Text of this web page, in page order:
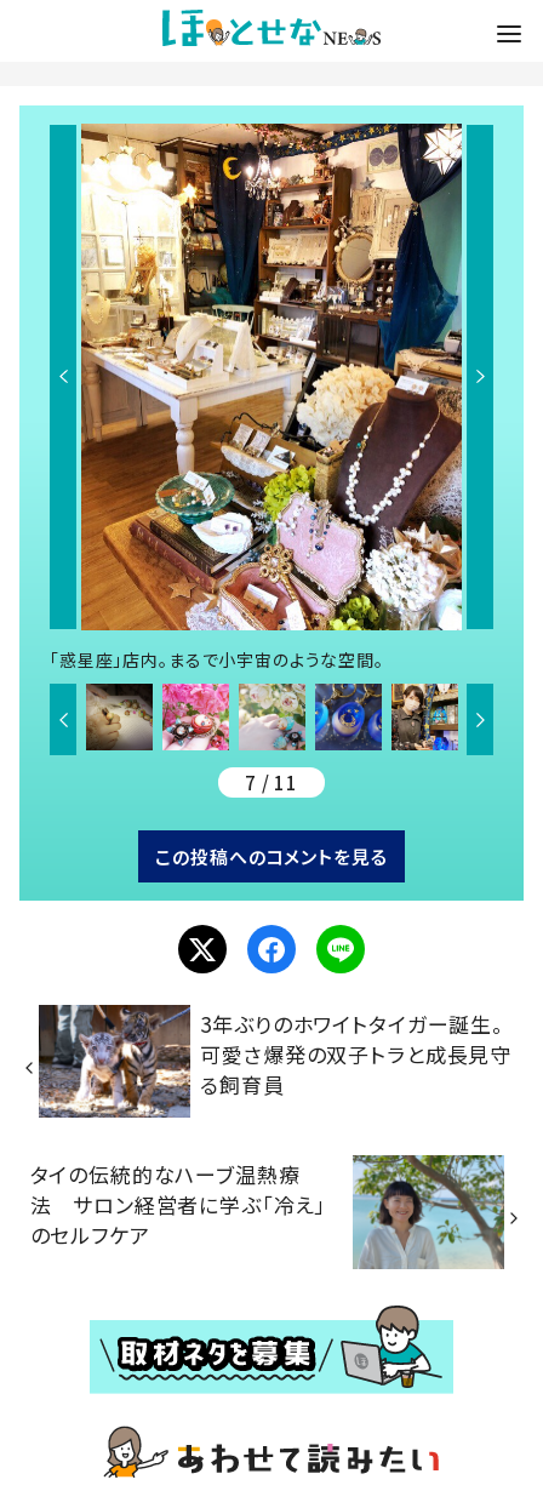
「惑星座」店内。まるで小宇宙のような空間。
7 / 11
この投稿へのコメントを見る
3年ぶりのホワイトタイガー誕生。
可愛さ爆発の双子トラと成長見守
る飼育員
タイの伝統的なハーブ温熱療
法 サロン経営者に学ぶ「冷え」
のセルフケア